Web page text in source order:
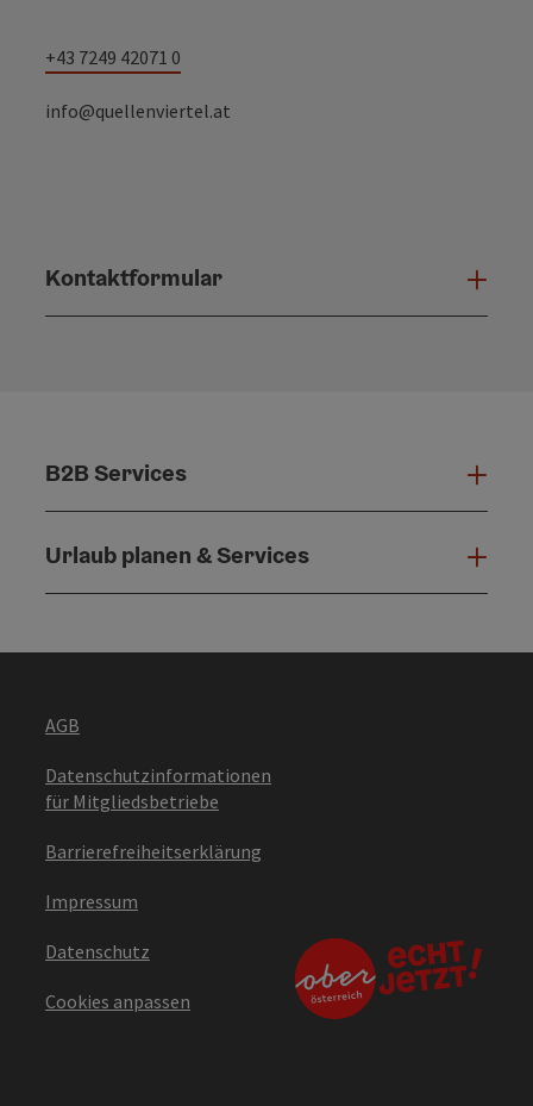
+43 7249 42071 0
info@quellenviertel.at
Kontaktformular
B2B Services
Urlaub planen & Services
AGB
Datenschutzinformationen
für Mitgliedsbetriebe
Barrierefreiheitserklärung
Impressum
Datenschutz
Cookies anpassen